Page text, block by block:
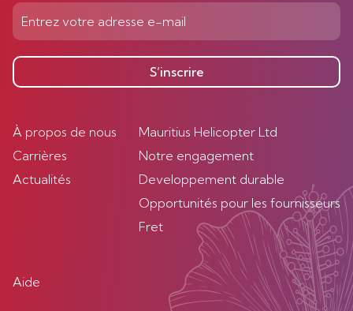
S’inscrire
À propos de nous
Carrières
Actualités
Mauritius Helicopter Ltd
Notre engagement
Developpement durable
Opportunités pour les fournisseurs
Fret
Aide